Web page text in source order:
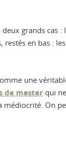
grands cas :
en bas :
une
de master qui
On